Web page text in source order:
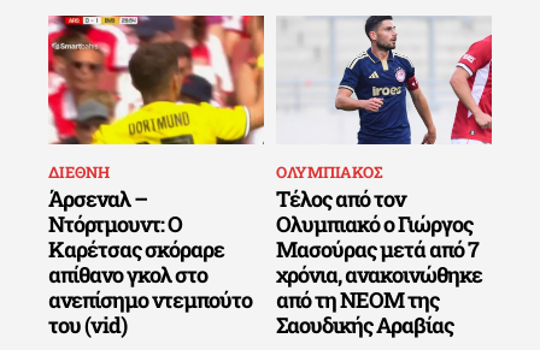
ΔΙΕΘΝΗ
Άρσεναλ –
Ντόρτμουντ: Ο
Καρέτσας σκόραρε
απίθανο γκολ στο
ανεπίσημο ντεμπούτο
του (vid)
ΟΛΥΜΠΙΑΚΟΣ
Τέλος από τον
Ολυμπιακό ο Γιώργος
Μασούρας μετά από 7
χρόνια, ανακοινώθηκε
από τη ΝΕΟΜ της
Σαουδικής Αραβίας